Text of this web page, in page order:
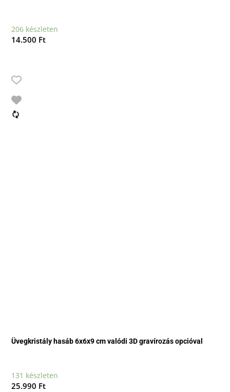
206 készleten
14.500 Ft
Üvegkristály hasáb 6x6x9 cm valódi 3D gravírozás opcióval
131 készleten
25.990 Ft